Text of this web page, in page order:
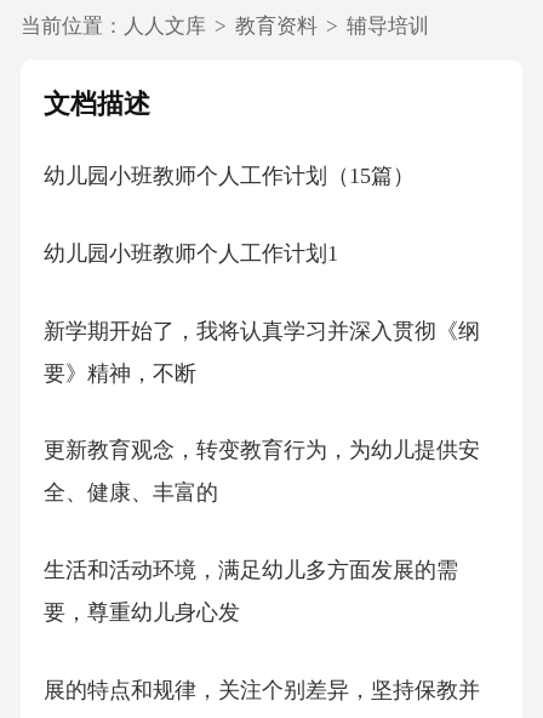
当前位置： 人人文库 > 教育资料 > 辅导培训
文档描述
幼儿园小班教师个人工作计划（15篇）
幼儿园小班教师个人工作计划1
新学期开始了，我将认真学习并深入贯彻《纲
要》精神，不断
更新教育观念，转变教育行为，为幼儿提供安
全、健康、丰富的
生活和活动环境，满足幼儿多方面发展的需
要，尊重幼儿身心发
展的特点和规律，关注个别差异，坚持保教并